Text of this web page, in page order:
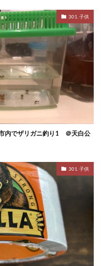
301. 子供
内でザリガニ釣り1 ＠天白公
301. 子供